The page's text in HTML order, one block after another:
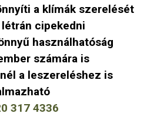
a klímák szerelését
cipekedni
használhatóság
számára is
a leszereléshez is
317 4336